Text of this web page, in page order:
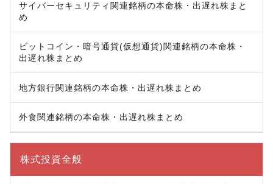
サイバーセキュリティ関連銘柄の本命株・出遅れ株まと
め
ビットコイン・暗号通貨(仮想通貨)関連銘柄の本命株・
出遅れ株まとめ
地方銀行関連銘柄の本命株・出遅れ株まとめ
外食関連銘柄の本命株・出遅れ株まとめ
株式投資全般